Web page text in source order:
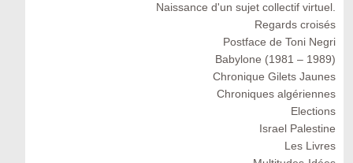
Naissance d'un sujet collectif virtuel.
Regards croisés
Postface de Toni Negri
Babylone (1981 – 1989)
Chronique Gilets Jaunes
Chroniques algériennes
Elections
Israel Palestine
Les Livres